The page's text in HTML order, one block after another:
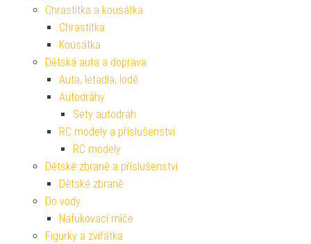
Chrastítka a kousátka
Chrastítka
Kousátka
Dětská auta a doprava
Auta, letadla, lodě
Autodráhy
Sety autodráh
RC modely a příslušenství
RC modely
Dětské zbraně a příslušenství
Dětské zbraně
Do vody
Nafukovací míče
Figurky a zvířátka